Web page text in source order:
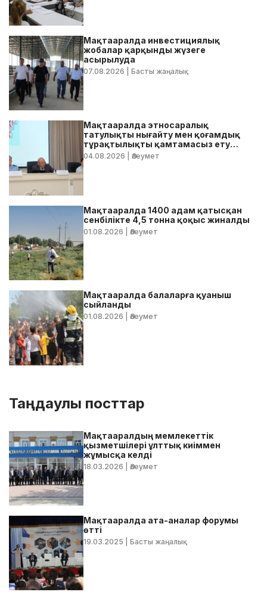
Мақтааралда инвестициялық
жобалар қарқынды жүзеге
асырылуда
07.08.2026 | Басты жаңалық
Мақтааралда этносаралық
татулықты нығайту мен қоғамдық
тұрақтылықты қамтамасыз ету
бойынша жедел кеңес өтті
04.08.2026 | Әлеумет
Мақтааралда 1400 адам қатысқан
сенбілікте 4,5 тонна қоқыс жиналды
01.08.2026 | Әлеумет
Мақтааралда балаларға қуаныш
сыйланды
01.08.2026 | Әлеумет
Таңдаулы посттар
Мақтааралдың мемлекеттік
қызметшілері ұлттық киіммен
жұмысқа келді
18.03.2026 | Әлеумет
Мақтааралда ата-аналар форумы
өтті
19.03.2025 | Басты жаңалық